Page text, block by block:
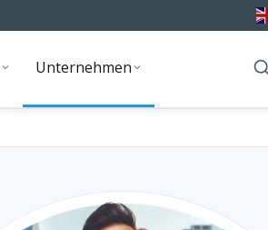
Unternehmen